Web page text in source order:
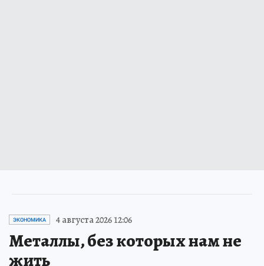
ЭКОНОМИКА 4 августа 2026 12:06
Металлы, без которых нам не
жить